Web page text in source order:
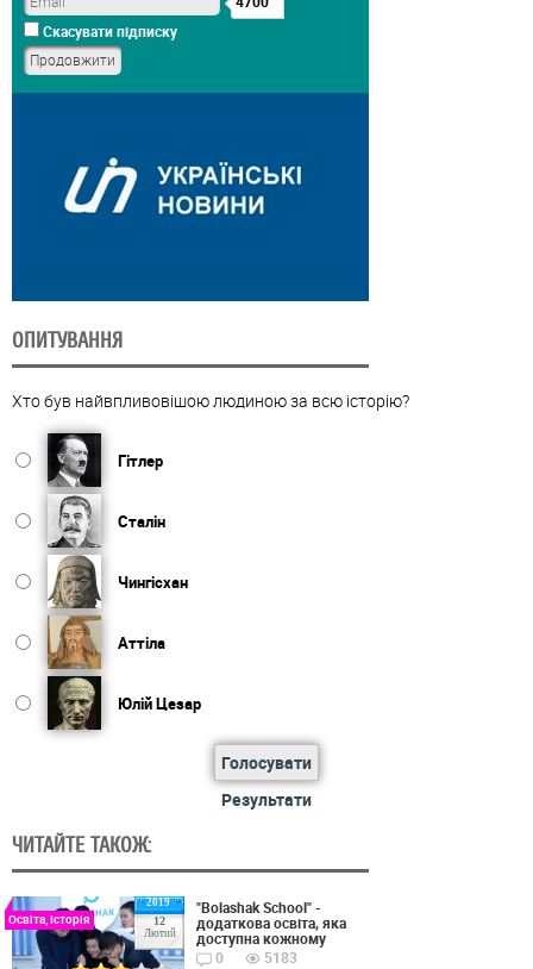
Скасувати підписку
ОПИТУВАННЯ
Хто був найвпливовішою людиною за всю історію?
Гітлер
Сталін
Чингісхан
Аттіла
Юлій Цезар
Голосувати
Результати
ЧИТАЙТЕ ТАКОЖ:
2019
12
Лютий
Освіта, Історія
"Bolashak School" -
додаткова освіта, яка
доступна кожному
0
5183